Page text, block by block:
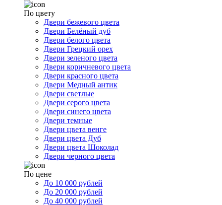
По цвету
Двери бежевого цвета
Двери Белёный дуб
Двери белого цвета
Двери Грецкий орех
Двери зеленого цвета
Двери коричневого цвета
Двери красного цвета
Двери Медный антик
Двери светлые
Двери серого цвета
Двери синего цвета
Двери темные
Двери цвета венге
Двери цвета Дуб
Двери цвета Шоколад
Двери черного цвета
По цене
До 10 000 рублей
До 20 000 рублей
До 40 000 рублей